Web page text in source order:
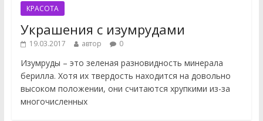
КРАСОТА
Украшения с изумрудами
19.03.2017 автор 0
Изумруды – это зеленая разновидность минерала
берилла. Хотя их твердость находится на довольно
высоком положении, они считаются хрупкими из-за
многочисленных